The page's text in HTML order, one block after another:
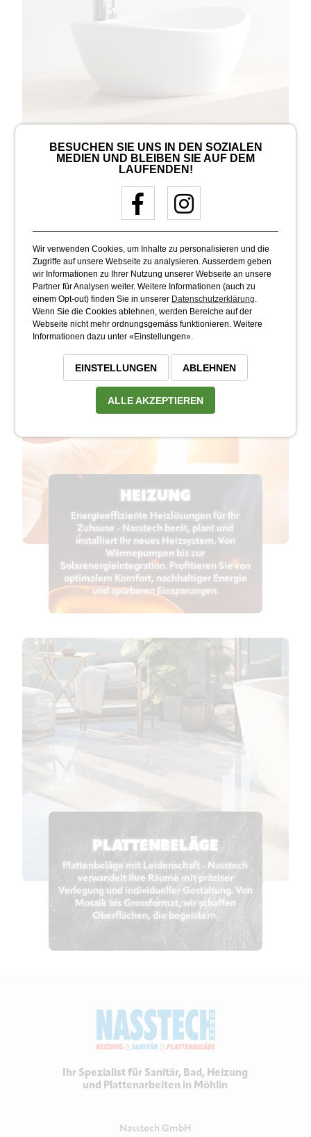
SANITÄR
Präzise Sanitärlösungen für Ihr Zuhause -
Nasstech plant, installiert und wartet Ihre
Sanitäranlagen fachgerecht und zuverlässig.
Von Neuinstallationen bis zu Reparaturen,
wir sorgen für reibungslose Funktionalität
und Langlebigkeit.
HEIZUNG
Energieeffiziente Heizlösungen für Ihr
Zuhause - Nasstech berät, plant und
installiert Ihr neues Heizsystem. Von
Wärmepumpen bis zur
Solarenergieintegration. Profitieren Sie von
optimalem Komfort, nachhaltiger Energie
und spürbaren Einsparungen.
PLATTEN­BELÄGE
Plattenbeläge mit Leidenschaft - Nasstech
verwandelt Ihre Räume mit präziser
Verlegung und individueller Gestaltung. Von
Mosaik bis Grossformat, wir schaffen
Oberflächen, die begeistern.
Ihr Spezialist für Sanitär, Bad, Heizung
und Plattenarbeiten in Möhlin
Nasstech GmbH
BESUCHEN SIE UNS IN DEN SOZIALEN
MEDIEN UND BLEIBEN SIE AUF DEM
LAUFENDEN!
Wir verwenden Cookies, um Inhalte zu personalisieren und die
Zugriffe auf unsere Webseite zu analysieren. Ausserdem geben
wir Informationen zu Ihrer Nutzung unserer Webseite an unsere
Partner für Analysen weiter. Weitere Informationen (auch zu
einem Opt-out) finden Sie in unserer Datenschutzerklärung
Wenn Sie die Cookies ablehnen, werden Bereiche auf der
Webseite nicht mehr ordnungsgemäss funktionieren. Weitere
Informationen dazu unter «Einstellungen».
EINSTELLUNGEN ABLEHNEN
ALLE AKZEPTIEREN